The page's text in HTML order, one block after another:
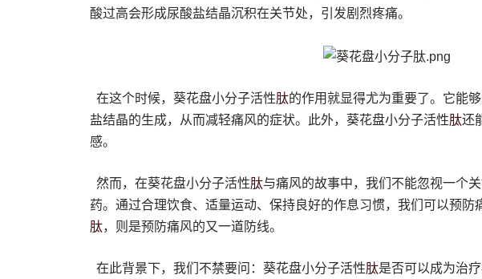
酸过高会形成尿酸盐结晶沉积在关节处，引发剧烈疼痛。
在这个时候，葵花盘小分子活性肽的作用就显得尤为重要了。它能
盐结晶的生成，从而减轻痛风的症状。此外，葵花盘小分子活性肽还
感。
然而，在葵花盘小分子活性肽与痛风的故事中，我们不能忽视一个
药。通过合理饮食、适量运动、保持良好的作息习惯，我们可以预防
肽，则是预防痛风的又一道防线。
在此背景下，我们不禁要问：葵花盘小分子活性肽是否可以成为治